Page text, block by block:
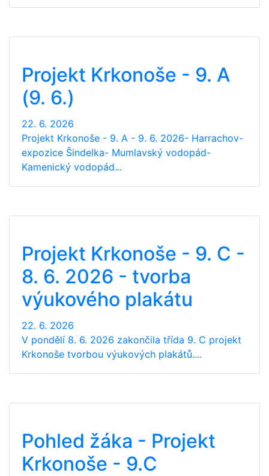
Projekt Krkonoše - 9. A
(9. 6.)
22. 6. 2026
Projekt Krkonoše - 9. A - 9. 6. 2026- Harrachov-
expozice Šindelka- Mumlavský vodopád-
Kamenický vodopád...
Projekt Krkonoše - 9. C -
8. 6. 2026 - tvorba
výukového plakátu
22. 6. 2026
V pondělí 8. 6. 2026 zakončila třída 9. C projekt
Krkonoše tvorbou výukových plakátů....
Pohled žáka - Projekt
Krkonoše - 9.C